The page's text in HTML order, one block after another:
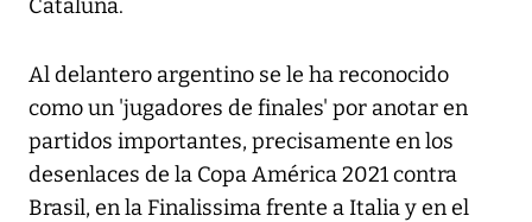
Cataluña.
Al delantero argentino se le ha reconocido
como un 'jugadores de finales' por anotar en
partidos importantes, precisamente en los
desenlaces de la Copa América 2021 contra
Brasil, en la Finalissima frente a Italia y en el